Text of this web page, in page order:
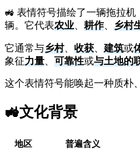
🚜 表情符号描绘了一辆拖拉
辆。它代表农业、 耕作、 乡村
它通常与乡村、 收获、 建筑或
象征力量、 可靠性或与土地的
这个表情符号能唤起一种质朴
🚜文化背景
地区 普遍含义